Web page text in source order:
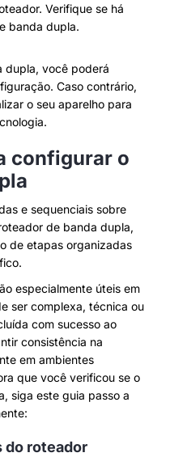
Verifique se há
banda dupla.
dupla, você poderá
Caso contrário,
o seu aparelho para
configurar o
e sequenciais sobre
de banda dupla,
de etapas organizadas
especialmente úteis em
ser complexa, técnica ou
com sucesso ao
consistência na
em ambientes
que você verificou se o
siga este guia passo a
do roteador